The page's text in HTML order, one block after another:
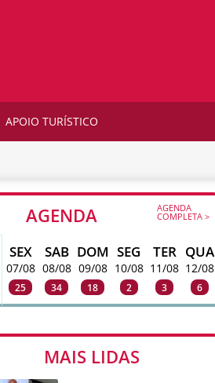
APOIO TURÍSTICO
AGENDA AGENDA
COMPLETA >
SEX
07/08
25
SAB
08/08
34
DOM
09/08
18
SEG
10/08
2
TER
11/08
3
QUA
12/08
6
MAIS LIDAS